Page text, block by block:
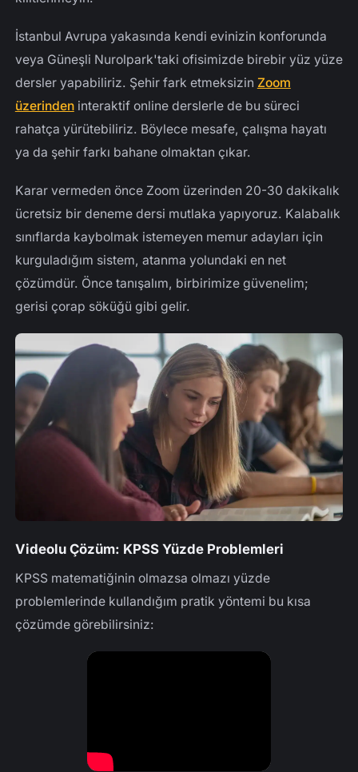
İstanbul Avrupa yakasında kendi evinizin konforunda
veya Güneşli Nurolpark'taki ofisimizde birebir yüz yüze
dersler yapabiliriz. Şehir fark etmeksizin Zoom
üzerindeninteraktif online derslerle de bu süreci
rahatça yürütebiliriz. Böylece mesafe, çalışma hayatı
ya da şehir farkı bahane olmaktan çıkar.
Karar vermeden önce Zoom üzerinden 20-30 dakikalık
ücretsiz bir deneme dersi mutlaka yapıyoruz. Kalabalık
sınıflarda kaybolmak istemeyen memur adayları için
kurguladığım sistem, atanma yolundaki en net
çözümdür. Önce tanışalım, birbirimize güvenelim;
gerisi çorap söküğü gibi gelir.
Videolu Çözüm: KPSS Yüzde Problemleri
KPSS matematiğinin olmazsa olmazı yüzde
problemlerinde kullandığım pratik yöntemi bu kısa
çözümde görebilirsiniz: